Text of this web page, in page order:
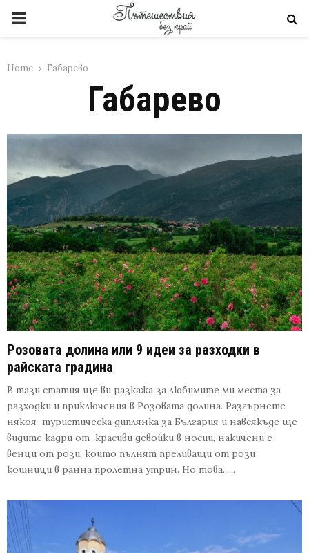
PRIMARY
Home Габарево
Габарево
Розовата долина или 9 идеи за разходки в
райската градина
В тази статия ще ви разкажа за любимите ми места за
разходки и приключения в Розовата долина. Разгърнете
някоя туристическа диплянка за България и навсякъде ще
видите кадри от красиви девойки в носии, накичени с
венци от рози, които пълнят преливащи от рози
кошници в ранна пролетна утрин. Но това......